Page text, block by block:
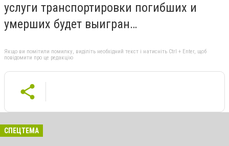
услуги транспортировки погибших и
умерших будет выигран…
Якщо ви помітили помилку, виділіть необхідний текст і натисніть Ctrl + Enter, щоб
повідомити про це редакцію
СПЕЦТЕМА